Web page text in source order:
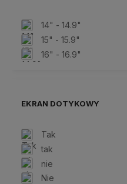
14" - 14.9"
15" - 15.9"
16" - 16.9"
EKRAN DOTYKOWY
Tak
tak
nie
Nie